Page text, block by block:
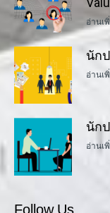
อ่านเ
นัก
อ่านเ
นัก
อ่านเ